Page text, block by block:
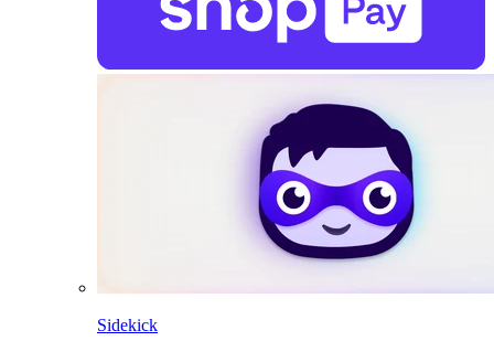
Sidekick